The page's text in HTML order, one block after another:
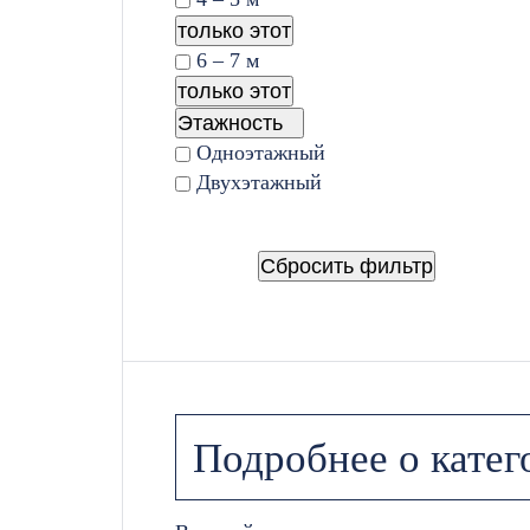
только этот
6 – 7 м
только этот
Этажность
Одноэтажный
Двухэтажный
Сбросить фильтр
Подробнее о